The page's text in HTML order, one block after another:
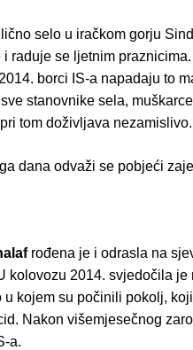
selo u iračkom gorju
i raduje se ljetnim
borci IS-a napadaju to
stanovnike sela,
tom doživljava nezamislivo.
dana odvaži se pobjeći
rođena je i odrasla na
kolovozu 2014. svjedočila
u kojem su počinili pokolj,
Nakon višemjesečnog
a.